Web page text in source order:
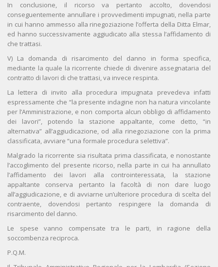
In conclusione, il ricorso va pertanto accolto, dovendosi
conseguentemente annullare i provvedimenti impugnati, nella parte
in cui hanno ammesso alla rinegoziazione l’offerta della Ditta Elmar,
ed hanno successivamente aggiudicato alla stessa l’affidamento di
che trattasi.
V) La domanda di risarcimento del danno in forma specifica,
mediante la quale la ricorrente chiede di divenire assegnataria del
contratto di lavori di che trattasi, va invece respinta.
La lettera di invito alla procedura impugnata prevedeva infatti
espressamente che “la presente indagine non ha natura vincolante
per l’Amministrazione, e non comporta alcun obbligo di affidamento
dei lavori”, potendo la stazione appaltante, come detto, “in
alternativa” all’aggiudicazione, od alla rinegoziazione con la prima
classificata, avviare “una formale procedura selettiva”.
Malgrado la ricorrente sia risultata prima classificata, e nonostante
l’accoglimento del presente ricorso, nella parte in cui ha annullato
l’affidamento dei lavori alla controinteressata, la stazione
appaltante conserva pertanto la facoltà di non dare luogo
all’aggiudicazione, e di avviarne un’ulteriore procedura di scelta del
contraente, dovendosi pertanto respingere la domanda di
risarcimento del danno.
Le spese vanno compensate tra le parti, in ragione della
soccombenza reciproca.
P.Q.M.